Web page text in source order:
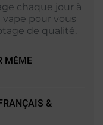
chaque jour à
pour vous
de qualité.
MÊME
&